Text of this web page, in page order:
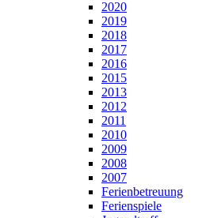
2020
2019
2018
2017
2016
2015
2013
2012
2011
2010
2009
2008
2007
Ferienbetreuung
Ferienspiele